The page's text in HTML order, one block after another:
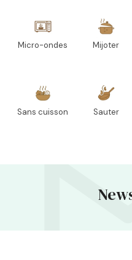
Micro-ondes Mijoter
Sans cuisson Sauter